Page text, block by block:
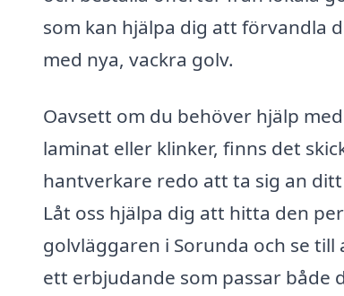
som kan hjälpa dig att förvandla
med nya, vackra golv.
Oavsett om du behöver hjälp
laminat eller klinker, finns det
hantverkare redo att ta sig an
Låt oss hjälpa dig att hitta den
golvläggaren i Sorunda och se till
ett erbjudande som passar både